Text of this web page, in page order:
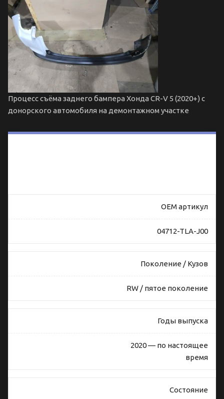
Процесс съёма заднего бампера Хонда CR-V 5 (2020+) с
донорского автомобиля на демонтажном участке
OEM артикул
04712-TLA-J00
Поколение / Кузов
RW / пятое поколение
Годы выпуска
2020 — по настоящее
время
Состояние